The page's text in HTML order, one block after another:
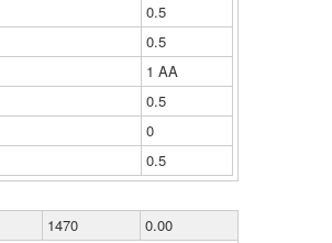
0.5
0.5
1 ΑΑ
0.5
0
0.5
1470
0.00